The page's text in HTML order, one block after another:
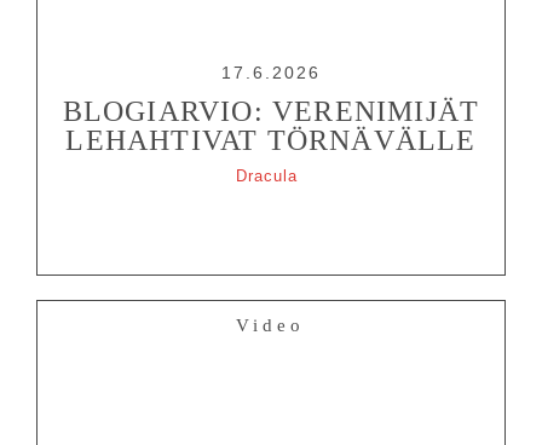
17.6.2026
BLOGIARVIO: VERENIMIJÄT
LEHAHTIVAT TÖRNÄVÄLLE
Dracula
Video